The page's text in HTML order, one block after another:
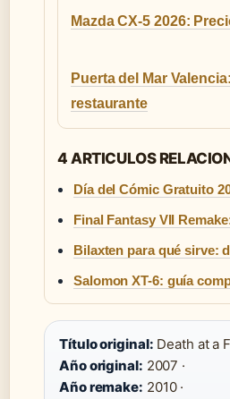
Mazda CX-5 2026:
Puerta del Mar
restaurante
4 ARTICULOS
Día del Cómic Gratuito
Final Fantasy VII
Bilaxten para qué sirve:
Salomon XT-6: guía
Título original: Death at a
Año original: 2007 ·
Año remake: 2010 ·